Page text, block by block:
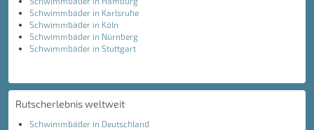
Schwimmbäder in Karlsruhe
Schwimmbäder in Köln
Schwimmbäder in Nürnberg
Schwimmbäder in Stuttgart
Rutscherlebnis weltweit
Schwimmbäder in Deutschland